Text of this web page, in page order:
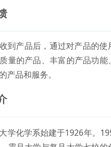
到产品后，通过对产品的
量的产品、丰富的产品功
产品和服务。
学化学系始建于1926年。